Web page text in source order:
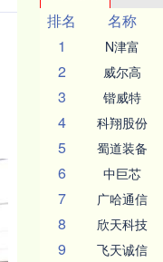
排名
名称
1
N津富
2 威尔高
3 锴威特
4 科翔股份
5 蜀道装备
6 中巨芯
7 广哈通信
8 欣天科技
9 飞天诚信